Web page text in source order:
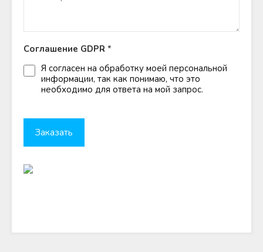
Соглашение GDPR *
Я согласен на обработку моей персональной
информации, так как понимаю, что это
необходимо для ответа на мой запрос.